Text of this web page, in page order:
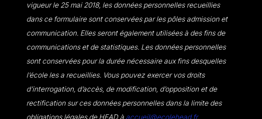
vigueur le 25 mai 2018, les données personnelles recueillies
dans ce formulaire sont conservées par les pôles admission et
communication. Elles seront également utilisées à des fins de
communications et de statistiques. Les données personnelles
sont conservées pour la durée nécessaire aux fins desquelles
l’école les a recueillies. Vous pouvez exercer vos droits
d’interrogation, d’accès, de modification, d’opposition et de
rectification sur ces données personnelles dans la limite des
obligations légales de HEAD à accueil@ecolehead.fr.